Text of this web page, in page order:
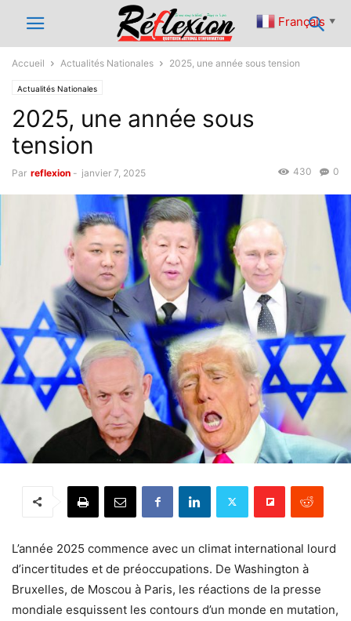
Accueil Actualités Nationales 2025, une année sous tension
Actualités Nationales
2025, une année sous
tension
Par reflexion - janvier 7, 2025 0
430
L’année 2025 commence avec un climat international lourd
d’incertitudes et de préoccupations. De Washington à
Bruxelles, de Moscou à Paris, les réactions de la presse
mondiale esquissent les contours d’un monde en mutation,
Français ▼